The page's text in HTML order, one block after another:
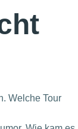
Welche Tour